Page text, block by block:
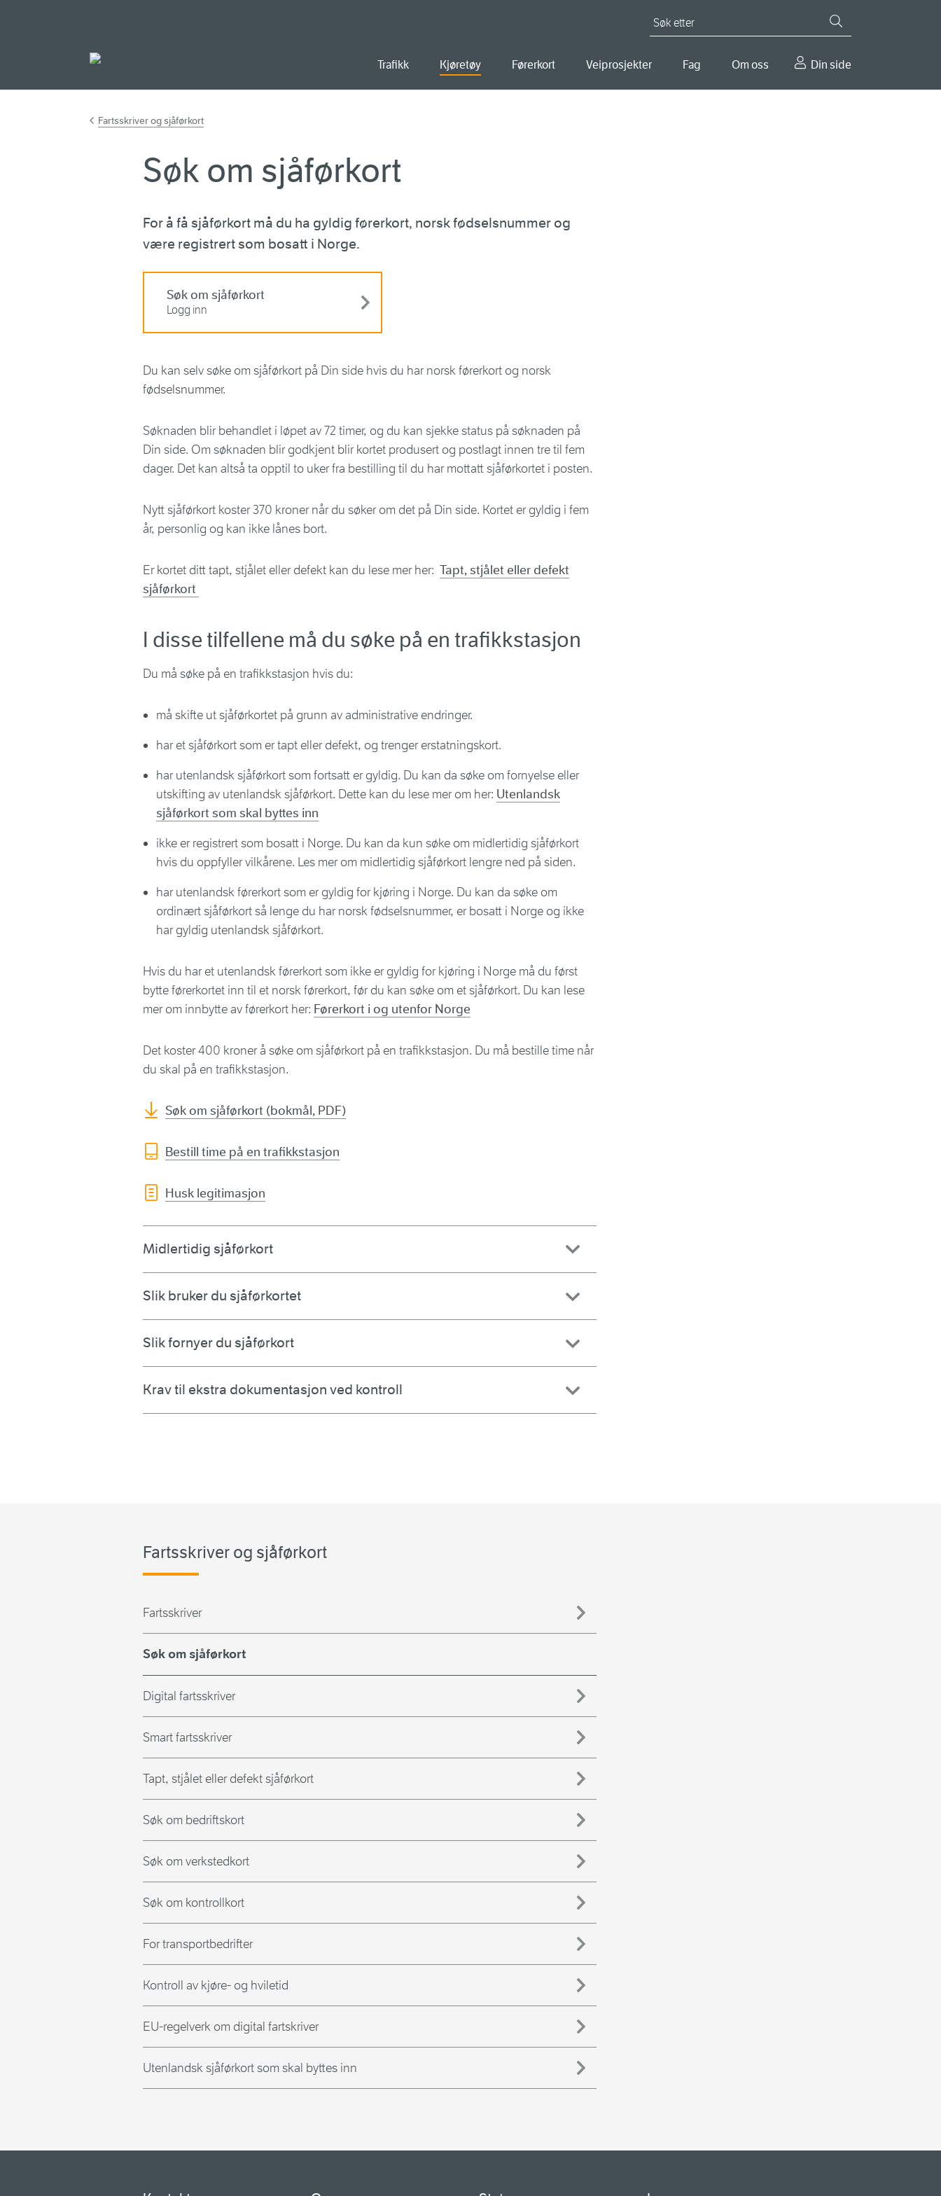
Trafikk Kjøretøy Førerkort Veiprosjekter Fag Om oss Din side
Fartsskriver og sjåførkort
Søk om sjåførkort
For å få sjåførkort må du ha gyldig førerkort, norsk fødselsnummer og
være registrert som bosatt i Norge.
Søk om sjåførkort
Logg inn
Du kan selv søke om sjåførkort på Din side hvis du har norsk førerkort og norsk
fødselsnummer.
Søknaden blir behandlet i løpet av 72 timer, og du kan sjekke status på søknaden på
Din side. Om søknaden blir godkjent blir kortet produsert og postlagt innen tre til fem
dager. Det kan altså ta opptil to uker fra bestilling til du har mottatt sjåførkortet i posten.
Nytt sjåførkort koster 370 kroner når du søker om det på Din side. Kortet er gyldig i fem
år, personlig og kan ikke lånes bort.
Er kortet ditt tapt, stjålet eller defekt kan du lese mer her: Tapt, stjålet eller defekt
sjåførkort
I disse tilfellene må du søke på en trafikkstasjon
Du må søke på en trafikkstasjon hvis du:
må skifte ut sjåførkortet på grunn av administrative endringer.
har et sjåførkort som er tapt eller defekt, og trenger erstatningskort.
har utenlandsk sjåførkort som fortsatt er gyldig. Du kan da søke om fornyelse eller
utskifting av utenlandsk sjåførkort. Dette kan du lese mer om her: Utenlandsk
sjåførkort som skal byttes inn
ikke er registrert som bosatt i Norge. Du kan da kun søke om midlertidig sjåførkort
hvis du oppfyller vilkårene. Les mer om midlertidig sjåførkort lengre ned på siden.
har utenlandsk førerkort som er gyldig for kjøring i Norge. Du kan da søke om
ordinært sjåførkort så lenge du har norsk fødselsnummer, er bosatt i Norge og ikke
har gyldig utenlandsk sjåførkort.
Hvis du har et utenlandsk førerkort som ikke er gyldig for kjøring i Norge må du først
bytte førerkortet inn til et norsk førerkort, før du kan søke om et sjåførkort. Du kan lese
mer om innbytte av førerkort her: Førerkort i og utenfor Norge
Det koster 400 kroner å søke om sjåførkort på en trafikkstasjon. Du må bestille time når
du skal på en trafikkstasjon.
Søk om sjåførkort (bokmål, PDF)
Bestill time på en trafikkstasjon
Husk legitimasjon
Midlertidig sjåførkort
Slik bruker du sjåførkortet
Slik fornyer du sjåførkort
Krav til ekstra dokumentasjon ved kontroll
Fartsskriver og sjåførkort
Fartsskriver
Søk om sjåførkort
Digital fartsskriver
Smart fartsskriver
Tapt, stjålet eller defekt sjåførkort
Søk om bedriftskort
Søk om verkstedkort
Søk om kontrollkort
For transportbedrifter
Kontroll av kjøre- og hviletid
EU-regelverk om digital fartskriver
Utenlandsk sjåførkort som skal byttes inn